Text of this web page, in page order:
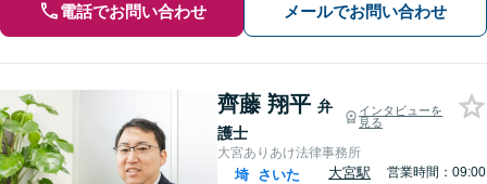
電話でお問い合わせ メールでお問い合わせ
齊藤 翔平 弁
護士
インタビューを
見る
大宮ありあけ法律事務所
埼 さいた
大宮駅
営業時間：09:00